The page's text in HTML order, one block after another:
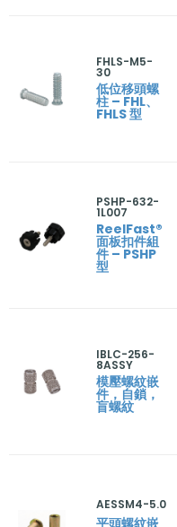
FHLS-M5-
30
低位移頭螺
柱 – FHL、
FHLS 型
PSHP-632-
1L007
ReelFast®
面板扣件組
件 – PSHP
型
IBLC-256-
8ASSY
模壓螺紋嵌
件，自鎖，
盲螺紋
AESSM4-5.0
平頭螺紋嵌